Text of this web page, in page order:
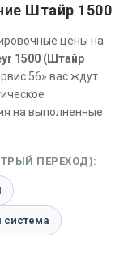
Штайр 1500
цены на
1500 (Штайр
56» вас ждут
на выполненные
ПЕРЕХОД):
система